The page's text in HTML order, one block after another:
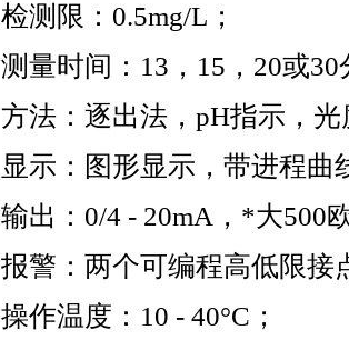
检测限：0.5mg/L；
测量时间：13，15，20或
方法：逐出法，pH指示，
显示：图形显示，带进程曲
输出：0/4 - 20mA， *大500
报警：两个可编程高低限接
操作温度：10 - 40°C；